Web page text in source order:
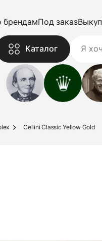
брендамПод заказВыкуп
Каталог
Cellini Classic Yellow Gold